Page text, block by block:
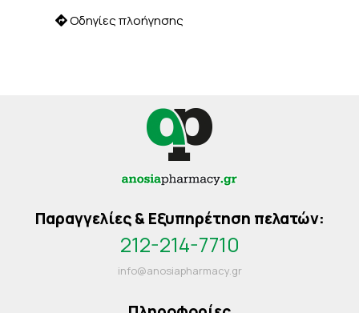
Οδηγίες πλοήγησης
Παραγγελίες & Εξυπηρέτηση πελατών:
212-214-7710
info@anosiapharmacy.gr